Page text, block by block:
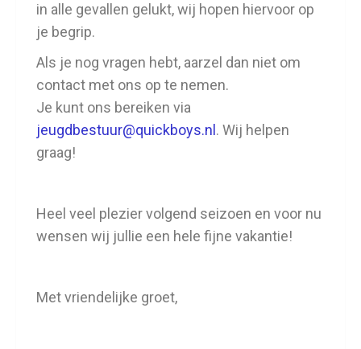
in alle gevallen gelukt, wij hopen hiervoor op
je begrip.
Als je nog vragen hebt, aarzel dan niet om
contact met ons op te nemen.
Je kunt ons bereiken via
jeugdbestuur@quickboys.nl . Wij helpen
graag!
Heel veel plezier volgend seizoen en voor nu
wensen wij jullie een hele fijne vakantie!
Met vriendelijke groet,